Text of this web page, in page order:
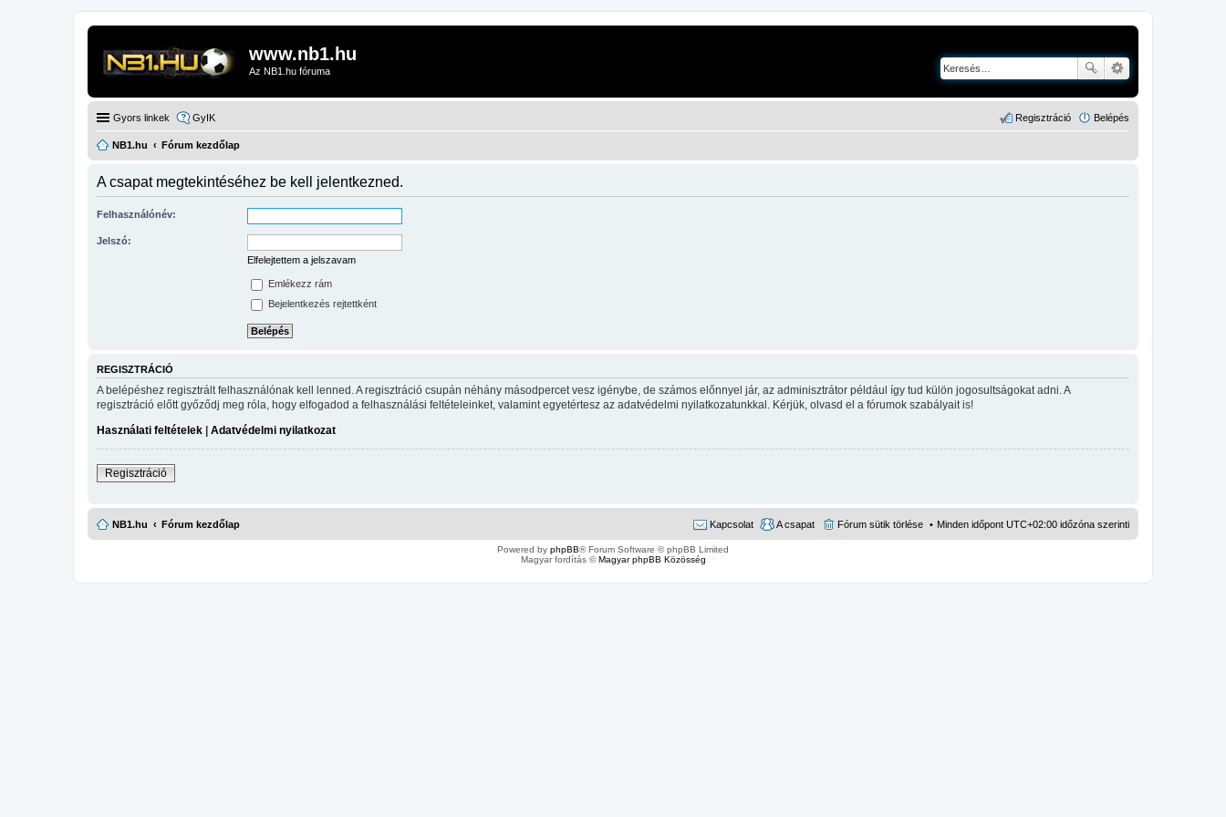
www.nb1.hu
Az NB1.hu fóruma
Gyors linkek GyIK Belépés
Regisztráció
NB1.hu Fórum kezdőlap
A csapat megtekintéséhez be kell jelentkezned.
Felhasználónév:
Jelszó:
Elfelejtettem a jelszavam
Emlékezz rám
Bejelentkezés rejtettként
REGISZTRÁCIÓ
A belépéshez regisztrált felhasználónak kell lenned. A regisztráció csupán néhány másodpercet vesz igénybe, de számos előnnyel jár, az adminisztrátor például így tud külön jogosultságokat adni. A
regisztráció előtt győződj meg róla, hogy elfogadod a felhasználási feltételeinket, valamint egyetértesz az adatvédelmi nyilatkozatunkkal. Kérjük, olvasd el a fórumok szabályait is!
Használati feltételek
Adatvédelmi nyilatkozat
Regisztráció
NB1.hu Fórum kezdőlap Minden időpont UTC+02:00 időzóna szerinti
Fórum sütik törlése
A csapat
Kapcsolat
Powered by phpBB® Forum Software © phpBB Limited
Magyar fordítás ©Magyar phpBB Közösség